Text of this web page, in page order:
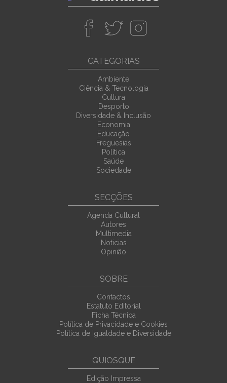
CATEGORIAS
Ambiente
Ciência & Tecnologia
Cultura
Desporto
Diversidade & Inclusão
Economia
Educação
Freguesias
Política
Saúde
Sociedade
SECÇÕES
Agenda Cultural
Autores
Multimedia
Noticias
Opinião
SOBRE
Contactos
Estatuto Editorial
Ficha Técnica
Política de Privacidade e Cookies
Política de Igualdade e Diversidade
QUIOSQUE
Edição Impressa